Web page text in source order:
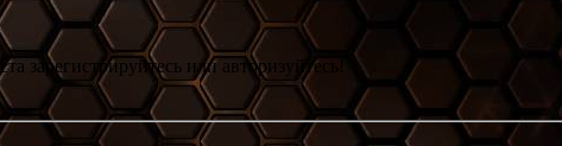
зарегистрируйтесь или авторизуйтесь!